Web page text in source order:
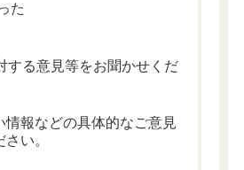
た
する意見等をお聞かせくだ
情報などの具体的なご意見
い。